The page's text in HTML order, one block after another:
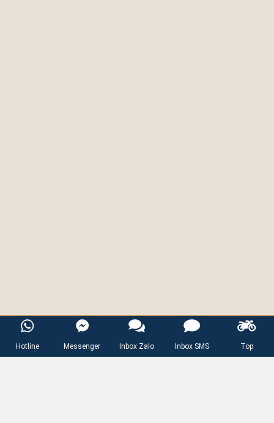
Copyrights © 2022 byKio Helmet.Powered by
Hotline:0903791566
Hotline Messenger Inbox Zalo Inbox SMS Top